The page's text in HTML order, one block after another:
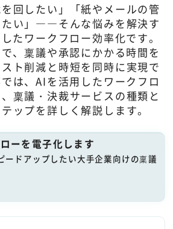
を回したい」「紙やメールの管
たい」――そんな悩みを解決す
たワークフロー効率化です。
、稟議や承認にかかる時間を
ト削減と時短を同時に実現で
は、AIを活用したワークフロ
稟議・決裁サービスの種類と
ップを詳しく解説します。
ーを電子化します
ードアップしたい大手企業向けの稟議